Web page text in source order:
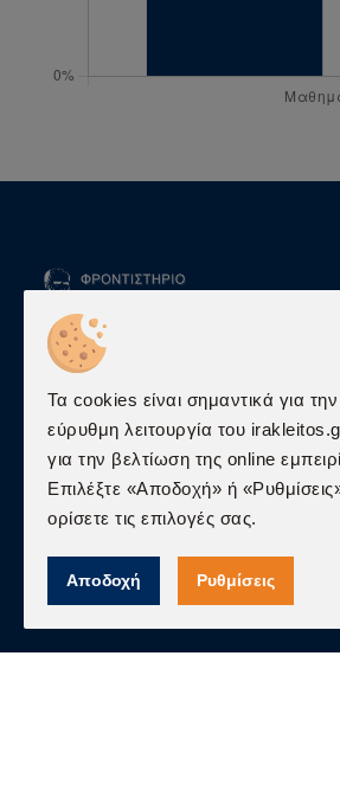
mail@irakleitos.gr
Κωλέττη 19-21, Αθήνα,
106 81
Τα cookies είναι σημαντικά για την
εύρυθμη λειτουργία του
για την βελτίωση της online
Επιλέξτε «Αποδοχή» ή
ορίσετε τις επιλογές σας.
Αποδοχή Ρυθμίσεις